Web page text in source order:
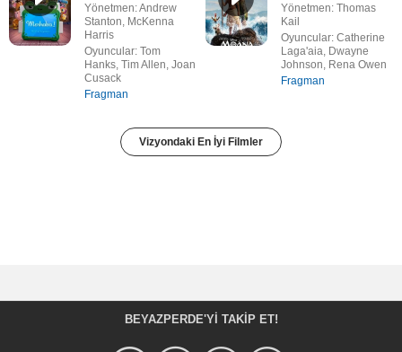
Yönetmen: Andrew
Stanton, McKenna
Harris
Oyuncular: Tom
Hanks, Tim Allen, Joan
Cusack
Fragman
Yönetmen: Thomas
Kail
Oyuncular: Catherine
Laga'aia, Dwayne
Johnson, Rena Owen
Fragman
Vizyondaki En İyi Filmler
BEYAZPERDE'YI TAKIP ET!